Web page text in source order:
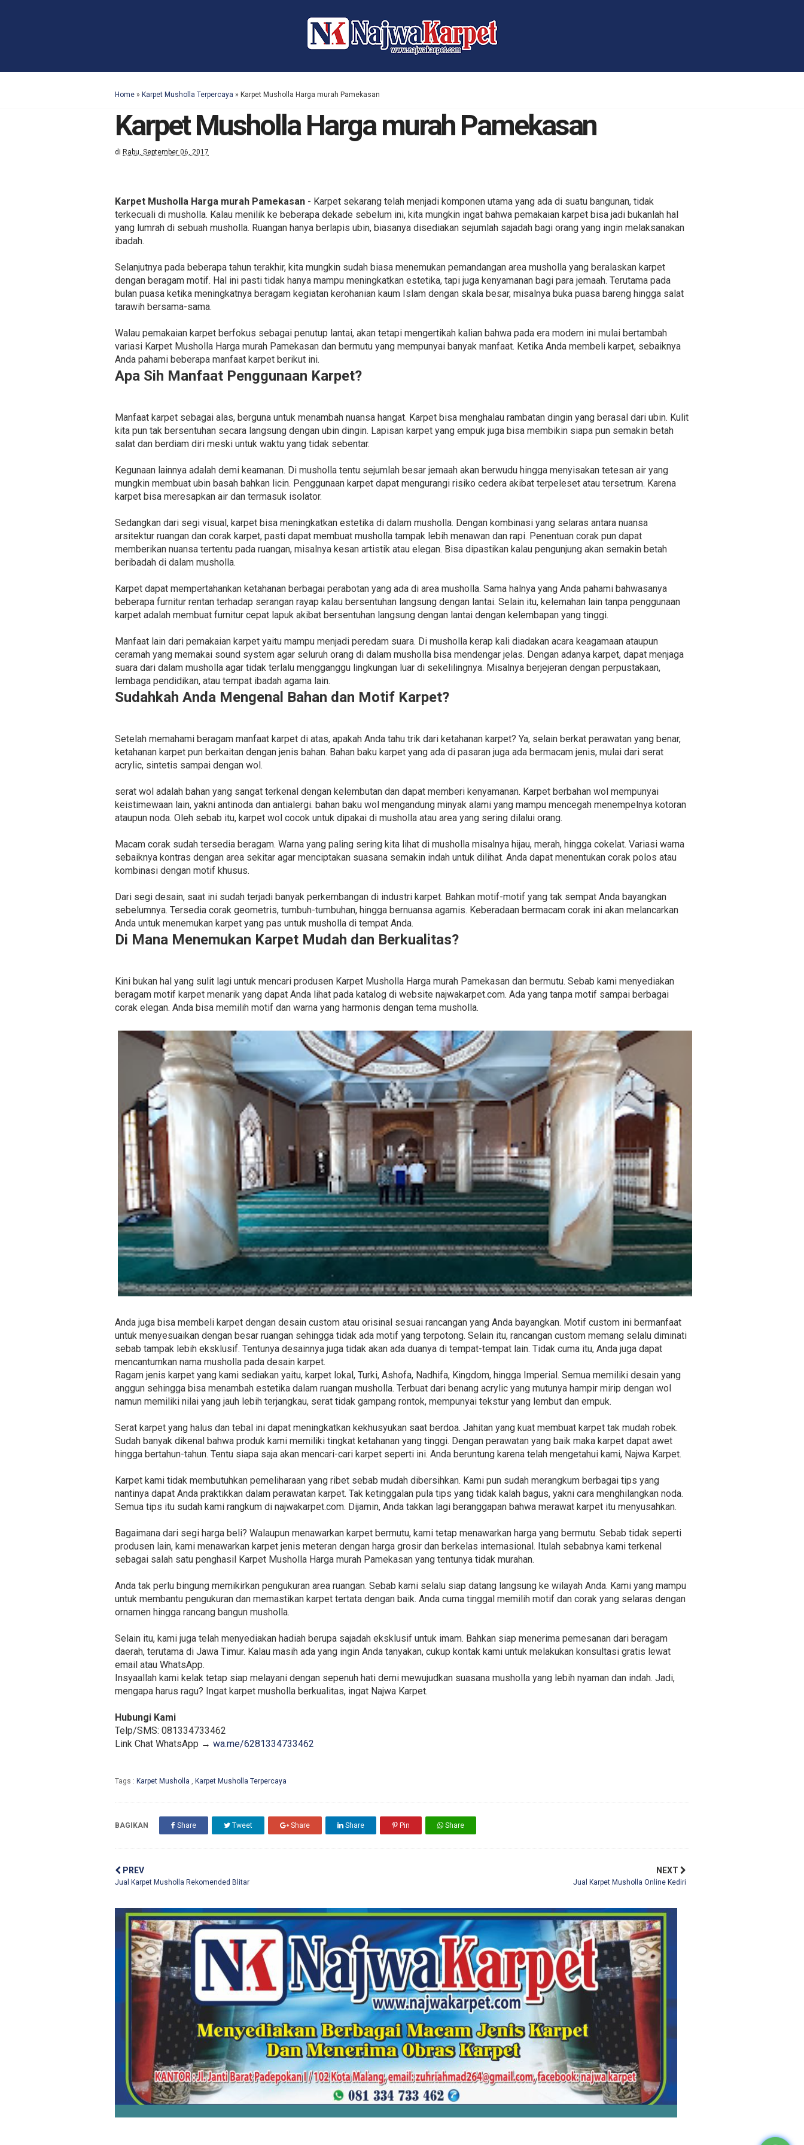
Home » Karpet Musholla Terpercaya » Karpet Musholla Harga murah Pamekasan
Karpet Musholla Harga murah Pamekasan
di Rabu, September 06, 2017
Karpet Musholla Harga murah Pamekasan - Karpet sekarang telah menjadi komponen utama yang ada di suatu bangunan, tidak
terkecuali di musholla. Kalau menilik ke beberapa dekade sebelum ini, kita mungkin ingat bahwa pemakaian karpet bisa jadi bukanlah hal
yang lumrah di sebuah musholla. Ruangan hanya berlapis ubin, biasanya disediakan sejumlah sajadah bagi orang yang ingin melaksanakan
ibadah.
Selanjutnya pada beberapa tahun terakhir, kita mungkin sudah biasa menemukan pemandangan area musholla yang beralaskan karpet
dengan beragam motif. Hal ini pasti tidak hanya mampu meningkatkan estetika, tapi juga kenyamanan bagi para jemaah. Terutama pada
bulan puasa ketika meningkatnya beragam kegiatan kerohanian kaum Islam dengan skala besar, misalnya buka puasa bareng hingga salat
tarawih bersama-sama.
Walau pemakaian karpet berfokus sebagai penutup lantai, akan tetapi mengertikah kalian bahwa pada era modern ini mulai bertambah
variasi Karpet Musholla Harga murah Pamekasan dan bermutu yang mempunyai banyak manfaat. Ketika Anda membeli karpet, sebaiknya
Anda pahami beberapa manfaat karpet berikut ini.
Apa Sih Manfaat Penggunaan Karpet?
Manfaat karpet sebagai alas, berguna untuk menambah nuansa hangat. Karpet bisa menghalau rambatan dingin yang berasal dari ubin. Kulit
kita pun tak bersentuhan secara langsung dengan ubin dingin. Lapisan karpet yang empuk juga bisa membikin siapa pun semakin betah
salat dan berdiam diri meski untuk waktu yang tidak sebentar.
Kegunaan lainnya adalah demi keamanan. Di musholla tentu sejumlah besar jemaah akan berwudu hingga menyisakan tetesan air yang
mungkin membuat ubin basah bahkan licin. Penggunaan karpet dapat mengurangi risiko cedera akibat terpeleset atau tersetrum. Karena
karpet bisa meresapkan air dan termasuk isolator.
Sedangkan dari segi visual, karpet bisa meningkatkan estetika di dalam musholla. Dengan kombinasi yang selaras antara nuansa
arsitektur ruangan dan corak karpet, pasti dapat membuat musholla tampak lebih menawan dan rapi. Penentuan corak pun dapat
memberikan nuansa tertentu pada ruangan, misalnya kesan artistik atau elegan. Bisa dipastikan kalau pengunjung akan semakin betah
beribadah di dalam musholla.
Karpet dapat mempertahankan ketahanan berbagai perabotan yang ada di area musholla. Sama halnya yang Anda pahami bahwasanya
beberapa furnitur rentan terhadap serangan rayap kalau bersentuhan langsung dengan lantai. Selain itu, kelemahan lain tanpa penggunaan
karpet adalah membuat furnitur cepat lapuk akibat bersentuhan langsung dengan lantai dengan kelembapan yang tinggi.
Manfaat lain dari pemakaian karpet yaitu mampu menjadi peredam suara. Di musholla kerap kali diadakan acara keagamaan ataupun
ceramah yang memakai sound system agar seluruh orang di dalam musholla bisa mendengar jelas. Dengan adanya karpet, dapat menjaga
suara dari dalam musholla agar tidak terlalu mengganggu lingkungan luar di sekelilingnya. Misalnya berjejeran dengan perpustakaan,
lembaga pendidikan, atau tempat ibadah agama lain.
Sudahkah Anda Mengenal Bahan dan Motif Karpet?
Setelah memahami beragam manfaat karpet di atas, apakah Anda tahu trik dari ketahanan karpet? Ya, selain berkat perawatan yang benar,
ketahanan karpet pun berkaitan dengan jenis bahan. Bahan baku karpet yang ada di pasaran juga ada bermacam jenis, mulai dari serat
acrylic, sintetis sampai dengan wol.
serat wol adalah bahan yang sangat terkenal dengan kelembutan dan dapat memberi kenyamanan. Karpet berbahan wol mempunyai
keistimewaan lain, yakni antinoda dan antialergi. bahan baku wol mengandung minyak alami yang mampu mencegah menempelnya kotoran
ataupun noda. Oleh sebab itu, karpet wol cocok untuk dipakai di musholla atau area yang sering dilalui orang.
Macam corak sudah tersedia beragam. Warna yang paling sering kita lihat di musholla misalnya hijau, merah, hingga cokelat. Variasi warna
sebaiknya kontras dengan area sekitar agar menciptakan suasana semakin indah untuk dilihat. Anda dapat menentukan corak polos atau
kombinasi dengan motif khusus.
Dari segi desain, saat ini sudah terjadi banyak perkembangan di industri karpet. Bahkan motif-motif yang tak sempat Anda bayangkan
sebelumnya. Tersedia corak geometris, tumbuh-tumbuhan, hingga bernuansa agamis. Keberadaan bermacam corak ini akan melancarkan
Anda untuk menemukan karpet yang pas untuk musholla di tempat Anda.
Di Mana Menemukan Karpet Mudah dan Berkualitas?
Kini bukan hal yang sulit lagi untuk mencari produsen Karpet Musholla Harga murah Pamekasan dan bermutu. Sebab kami menyediakan
beragam motif karpet menarik yang dapat Anda lihat pada katalog di website najwakarpet.com. Ada yang tanpa motif sampai berbagai
corak elegan. Anda bisa memilih motif dan warna yang harmonis dengan tema musholla.
Anda juga bisa membeli karpet dengan desain custom atau orisinal sesuai rancangan yang Anda bayangkan. Motif custom ini bermanfaat
untuk menyesuaikan dengan besar ruangan sehingga tidak ada motif yang terpotong. Selain itu, rancangan custom memang selalu diminati
sebab tampak lebih eksklusif. Tentunya desainnya juga tidak akan ada duanya di tempat-tempat lain. Tidak cuma itu, Anda juga dapat
mencantumkan nama musholla pada desain karpet.
Ragam jenis karpet yang kami sediakan yaitu, karpet lokal, Turki, Ashofa, Nadhifa, Kingdom, hingga Imperial. Semua memiliki desain yang
anggun sehingga bisa menambah estetika dalam ruangan musholla. Terbuat dari benang acrylic yang mutunya hampir mirip dengan wol
namun memiliki nilai yang jauh lebih terjangkau, serat tidak gampang rontok, mempunyai tekstur yang lembut dan empuk.
Serat karpet yang halus dan tebal ini dapat meningkatkan kekhusyukan saat berdoa. Jahitan yang kuat membuat karpet tak mudah robek.
Sudah banyak dikenal bahwa produk kami memiliki tingkat ketahanan yang tinggi. Dengan perawatan yang baik maka karpet dapat awet
hingga bertahun-tahun. Tentu siapa saja akan mencari-cari karpet seperti ini. Anda beruntung karena telah mengetahui kami, Najwa Karpet.
Karpet kami tidak membutuhkan pemeliharaan yang ribet sebab mudah dibersihkan. Kami pun sudah merangkum berbagai tips yang
nantinya dapat Anda praktikkan dalam perawatan karpet. Tak ketinggalan pula tips yang tidak kalah bagus, yakni cara menghilangkan noda.
Semua tips itu sudah kami rangkum di najwakarpet.com. Dijamin, Anda takkan lagi beranggapan bahwa merawat karpet itu menyusahkan.
Bagaimana dari segi harga beli? Walaupun menawarkan karpet bermutu, kami tetap menawarkan harga yang bermutu. Sebab tidak seperti
produsen lain, kami menawarkan karpet jenis meteran dengan harga grosir dan berkelas internasional. Itulah sebabnya kami terkenal
sebagai salah satu penghasil Karpet Musholla Harga murah Pamekasan yang tentunya tidak murahan.
Anda tak perlu bingung memikirkan pengukuran area ruangan. Sebab kami selalu siap datang langsung ke wilayah Anda. Kami yang mampu
untuk membantu pengukuran dan memastikan karpet tertata dengan baik. Anda cuma tinggal memilih motif dan corak yang selaras dengan
ornamen hingga rancang bangun musholla.
Selain itu, kami juga telah menyediakan hadiah berupa sajadah eksklusif untuk imam. Bahkan siap menerima pemesanan dari beragam
daerah, terutama di Jawa Timur. Kalau masih ada yang ingin Anda tanyakan, cukup kontak kami untuk melakukan konsultasi gratis lewat
email atau WhatsApp.
Insyaallah kami kelak tetap siap melayani dengan sepenuh hati demi mewujudkan suasana musholla yang lebih nyaman dan indah. Jadi,
mengapa harus ragu? Ingat karpet musholla berkualitas, ingat Najwa Karpet.
Hubungi Kami
Telp/SMS: 081334733462
Link Chat WhatsApp → wa.me/6281334733462
Tags : Karpet Musholla , Karpet Musholla Terpercaya
BAGIKAN Share Tweet Share Share Pin Share
PREV
Jual Karpet Musholla Rekomended Blitar
NEXT
Jual Karpet Musholla Online Kediri